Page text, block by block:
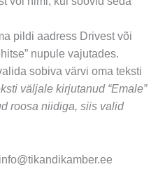
pildi aadress Drivest või
nupule vajutades.
sobiva värvi oma teksti
väljale kirjutanud “Emale”
roosa niidiga, siis valid